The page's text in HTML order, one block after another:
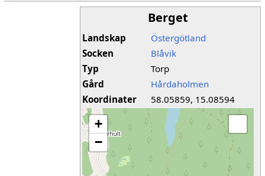
Berget
Landskap
Östergötland
Socken
Blåvik
Typ
Torp
Gård
Hårdaholmen
Koordinater
58.05859, 15.08594
+
−